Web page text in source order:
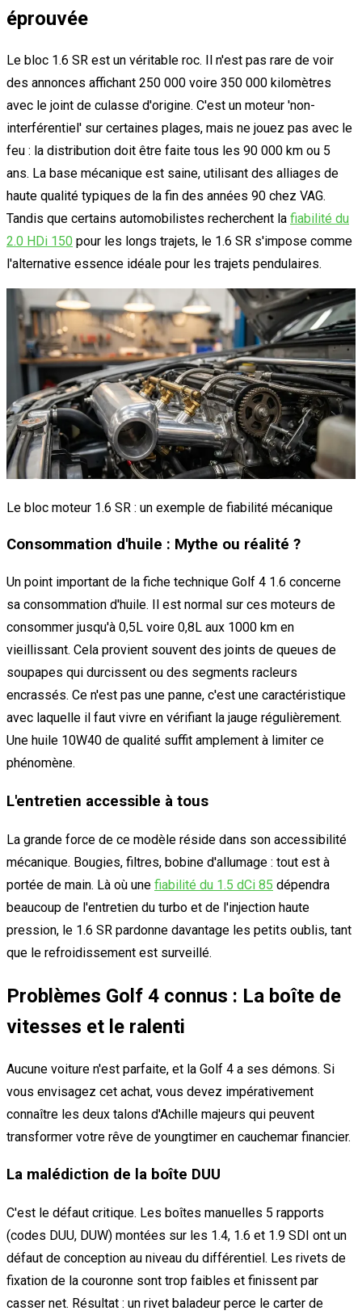
éprouvée
Le bloc 1.6 SR est un véritable roc. Il n'est pas rare de voir
des annonces affichant 250 000 voire 350 000 kilomètres
avec le joint de culasse d'origine. C'est un moteur 'non-
interférentiel' sur certaines plages, mais ne jouez pas avec le
feu : la distribution doit être faite tous les 90 000 km ou 5
ans. La base mécanique est saine, utilisant des alliages de
haute qualité typiques de la fin des années 90 chez VAG.
Tandis que certains automobilistes recherchent la fiabilité du
2.0 HDi 150 pour les longs trajets, le 1.6 SR s'impose comme
l'alternative essence idéale pour les trajets pendulaires.
Le bloc moteur 1.6 SR : un exemple de fiabilité mécanique
Consommation d'huile : Mythe ou réalité ?
Un point important de la fiche technique Golf 4 1.6 concerne
sa consommation d'huile. Il est normal sur ces moteurs de
consommer jusqu'à 0,5L voire 0,8L aux 1000 km en
vieillissant. Cela provient souvent des joints de queues de
soupapes qui durcissent ou des segments racleurs
encrassés. Ce n'est pas une panne, c'est une caractéristique
avec laquelle il faut vivre en vérifiant la jauge régulièrement.
Une huile 10W40 de qualité suffit amplement à limiter ce
phénomène.
L'entretien accessible à tous
La grande force de ce modèle réside dans son accessibilité
mécanique. Bougies, filtres, bobine d'allumage : tout est à
portée de main. Là où une fiabilité du 1.5 dCi 85 dépendra
beaucoup de l'entretien du turbo et de l'injection haute
pression, le 1.6 SR pardonne davantage les petits oublis, tant
que le refroidissement est surveillé.
Problèmes Golf 4 connus : La boîte de
vitesses et le ralenti
Aucune voiture n'est parfaite, et la Golf 4 a ses démons. Si
vous envisagez cet achat, vous devez impérativement
connaître les deux talons d'Achille majeurs qui peuvent
transformer votre rêve de youngtimer en cauchemar financier.
La malédiction de la boîte DUU
C'est le défaut critique. Les boîtes manuelles 5 rapports
(codes DUU, DUW) montées sur les 1.4, 1.6 et 1.9 SDI ont un
défaut de conception au niveau du différentiel. Les rivets de
fixation de la couronne sont trop faibles et finissent par
casser net. Résultat : un rivet baladeur perce le carter de